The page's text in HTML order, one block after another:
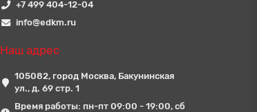
+7 499 404-12-04
info@edkm.ru
Наш адрес
105082, город Москва, Бакунинская
ул., д. 69 стр. 1
Время работы: пн-пт 09:00 - 19:00, сб